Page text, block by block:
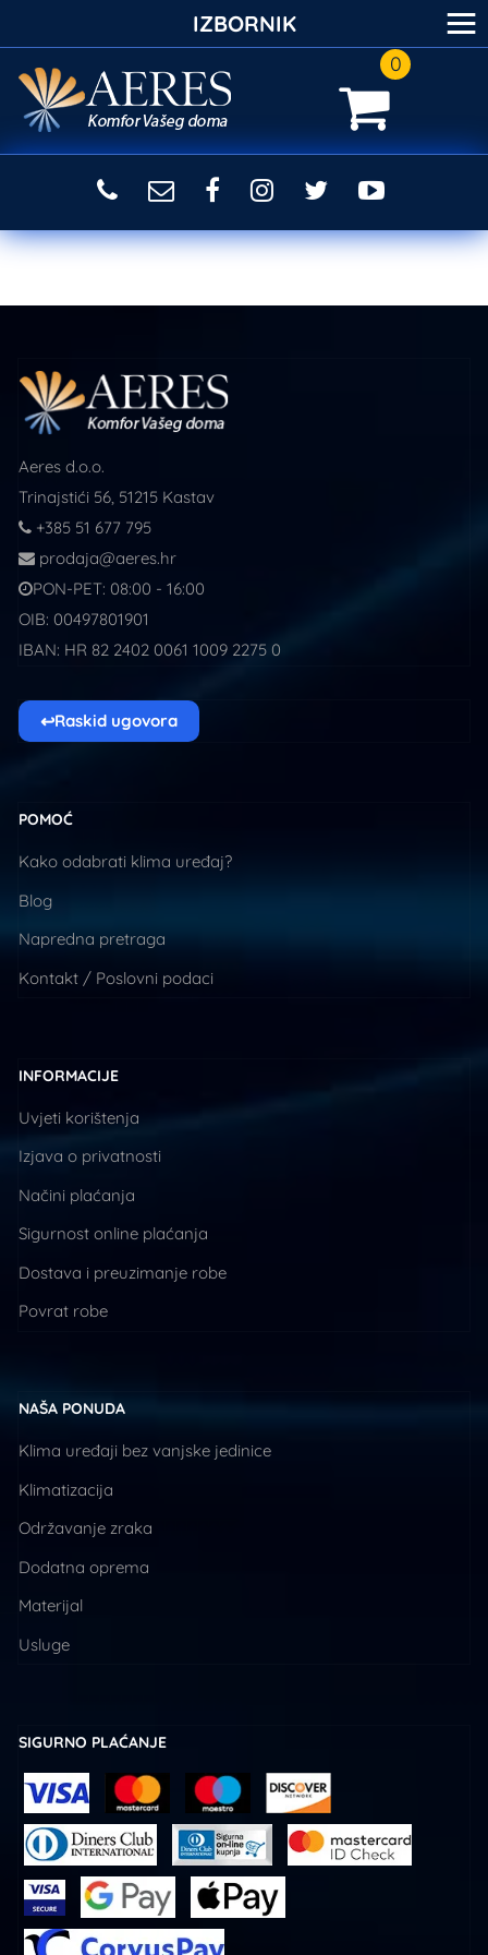
0
Aeres d.o.o.
Trinajstići 56, 51215 Kastav
+385 51 677 795
prodaja@aeres.hr
PON-PET: 08:00 - 16:00
OIB: 00497801901
IBAN: HR 82 2402 0061 1009 2275 0
↩Raskid ugovora
POMOĆ
Kako odabrati klima uređaj?
Blog
Napredna pretraga
Kontakt / Poslovni podaci
INFORMACIJE
Uvjeti korištenja
Izjava o privatnosti
Načini plaćanja
Sigurnost online plaćanja
Dostava i preuzimanje robe
Povrat robe
NAŠA PONUDA
Klima uređaji bez vanjske jedinice
Klimatizacija
Održavanje zraka
Dodatna oprema
Materijal
Usluge
SIGURNO PLAĆANJE
IZBORNIK ≡